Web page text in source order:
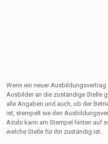
Wenn ein neuer
Ausbilder an die zuständige Stelle
alle Angaben und auch, ob der
ist, stempelt sie den
Azubi kann am Stempel hinten auf
welche Stelle für ihn zuständig ist.